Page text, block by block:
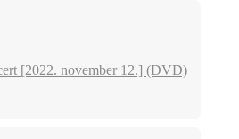
[2022. november 12.] (DVD)